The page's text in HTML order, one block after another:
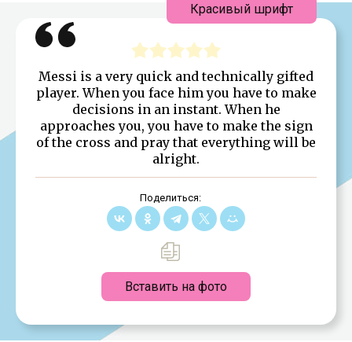
Messi is a very quick and technically gifted
player. When you face him you have to make
decisions in an instant. When he
approaches you, you have to make the sign
of the cross and pray that everything will be
alright.
Поделиться:
Вставить на фото
Красивый шрифт